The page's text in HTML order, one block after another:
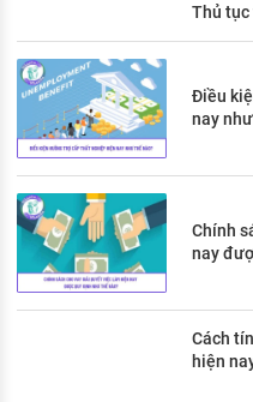
Thủ tục
Điều
nay
Chính
nay
Cách
hiện